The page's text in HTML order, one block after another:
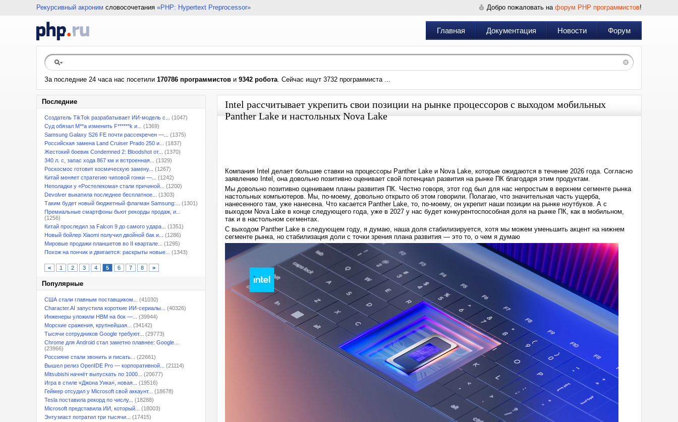
Рекурсивный акроним словосочетания «PHP: Hypertext Preprocessor» Добро пожаловать на форум PHP программистов!
Главная Документация Новости Форум
За последние 24 часа нас посетили 170786 программистов и 9342 робота. Сейчас ищут 3732 программиста ...
Последние
Создатель TikTok разрабатывает ИИ-модель с...
(1047)
Суд обязал M**a изменить F******k и...
(1369)
Samsung Galaxy S26 FE почти рассекречен —...
(1375)
Российская замена Land Cruiser Prado 250 и...
(1837)
Жестокий боевик Condemned 2: Bloodshot от...
(1370)
340 л. с, запас хода 867 км и встроенная...
(1329)
Роскосмос готовит космическую замену...
(1267)
Китай меняет стратегию чиповой гонки —...
(1242)
Неполадки у «Ростелекома» стали причиной...
(1200)
Devolver выкатила последнее бесплатное...
(1303)
Таким будет новый бюджетный флагман Samsung:...
(1301)
Премиальные смартфоны бьют рекорды продаж, и...
(1256)
Китай проследил за Falcon 9 до самого удара...
(1351)
Новый бойлер Xiaomi получил двойной бак и...
(1286)
Мировые продажи планшетов во II квартале...
(1295)
Похож на пончик и двигается: раскрыты новые...
(1343)
< 1 2 3 4 5 6 7 8 >
Популярные
США стали главным поставщиком...
(41030)
Character.AI запустила короткие ИИ-сериалы...
(40326)
Инженеры уложили HBM на бок —...
(39944)
Морские сражения, крупнейшая...
(34142)
Тысячи сотрудников Google требуют...
(29773)
Chrome для Android стал заметно плавнее: Google...
(23966)
Россияне стали звонить и писать...
(22661)
Вышел релиз OpenIDE Pro — корпоративной...
(21114)
Mitsubishi начнёт выпускать по 1000...
(20677)
Игра в стиле «Джона Уика», новая...
(19516)
Геймер отсудил у Microsoft свой аккаунт...
(18678)
Tesla поставила рекорд по числу...
(18288)
Microsoft представила ИИ, который...
(18003)
Энтузиаст потратил три тысячи...
(17415)
Intel рассчитывает укрепить свои позиции на рынке процессоров с выходом мобильных
Panther Lake и настольных Nova Lake
Компания Intel делает большие ставки на процессоры Panther Lake и Nova Lake, которые ожидаются в течение 2026 года. Согласно
заявлению Intel, она довольно позитивно оценивает свой потенциал развития на рынке ПК благодаря этим продуктам.
Мы довольно позитивно оцениваем планы развития ПК. Честно говоря, этот год был для нас непростым в верхнем сегменте рынка
настольных компьютеров. Мы, по-моему, довольно открыто об этом говорили. Полагаю, что значительная часть ущерба,
нанесенного там, уже нанесена. Что касается Panther Lake, то, по-моему, он укрепит наши позиции на рынке ноутбуков. А с
выходом Nova Lake в конце следующего года, уже в 2027 у нас будет конкурентоспособная доля на рынке ПК, как в мобильном,
так и в настольном сегментах.
С выходом Panther Lake в следующем году, я думаю, наша доля стабилизируется, хотя мы можем уменьшить акцент на нижнем
сегменте рынка, но стабилизация доли с точки зрения плана развития — это то, о чем я думаю